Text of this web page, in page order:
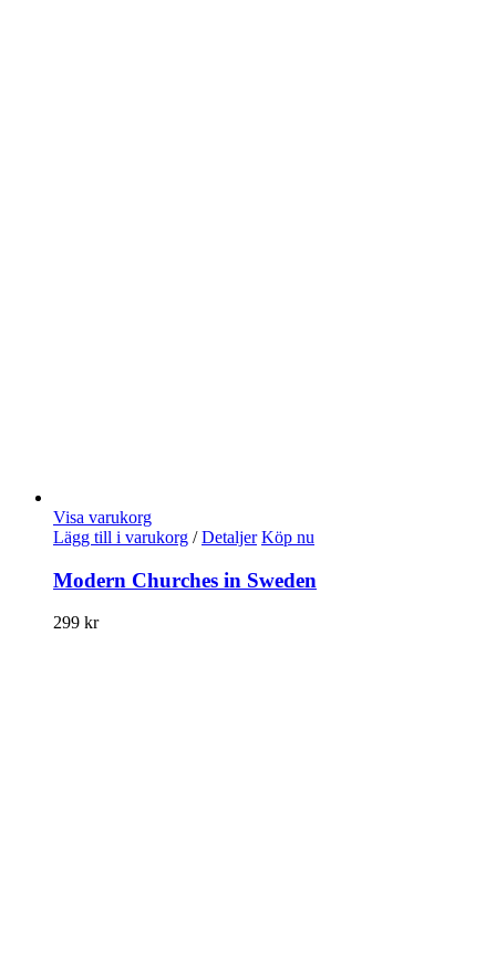
Visa varukorg
Lägg till i varukorg / Detaljer Köp nu
Modern Churches in Sweden
299 kr